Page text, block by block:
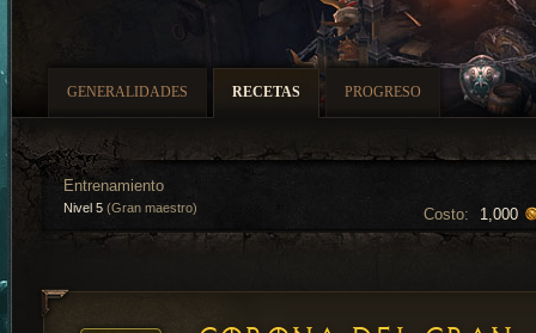
GENERALIDADES RECETAS PROGRESO
Costo: 1,000
Entrenamiento
Nivel 5 (Gran maestro)